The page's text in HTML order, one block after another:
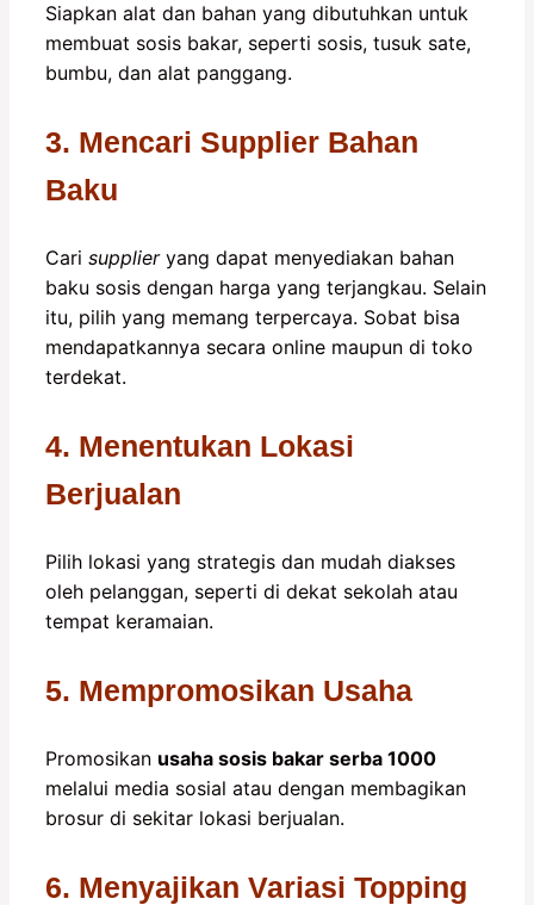
Siapkan alat dan bahan yang dibutuhkan untuk
membuat sosis bakar, seperti sosis, tusuk sate,
bumbu, dan alat panggang.
3. Mencari Supplier Bahan
Baku
Cari supplieryang dapat menyediakan bahan
baku sosis dengan harga yang terjangkau. Selain
itu, pilih yang memang terpercaya. Sobat bisa
mendapatkannya secara online maupun di toko
terdekat.
4. Menentukan Lokasi
Berjualan
Pilih lokasi yang strategis dan mudah diakses
oleh pelanggan, seperti di dekat sekolah atau
tempat keramaian.
5. Mempromosikan Usaha
Promosikan usaha sosis bakar serba 1000
melalui media sosial atau dengan membagikan
brosur di sekitar lokasi berjualan.
6. Menyajikan Variasi Topping